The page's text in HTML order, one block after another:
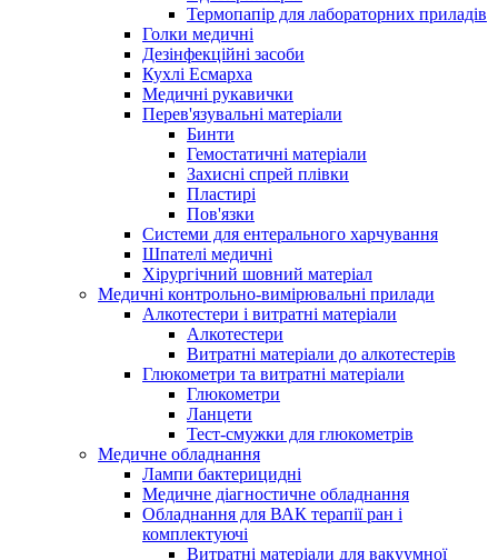
Термопапір для лабораторних приладів
Голки медичні
Дезінфекційні засоби
Кухлі Есмарха
Медичні рукавички
Перев'язувальні матеріали
Бинти
Гемостатичні матеріали
Захисні спрей плівки
Пластирі
Пов'язки
Системи для ентерального харчування
Шпателі медичні
Хірургічний шовний матеріал
Медичні контрольно-вимірювальні прилади
Алкотестери і витратні матеріали
Алкотестери
Витратні матеріали до алкотестерів
Глюкометри та витратні матеріали
Глюкометри
Ланцети
Тест-смужки для глюкометрів
Медичне обладнання
Лампи бактерицидні
Медичне діагностичне обладнання
Обладнання для ВАК терапії ран і
комплектуючі
Витратні матеріали для вакуумної